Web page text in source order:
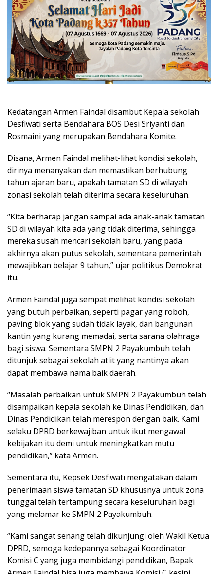
Kedatangan Armen Faindal disambut Kepala sekolah
Desfiwati serta Bendahara BOS Desi Sriyanti dan
Rosmaini yang merupakan Bendahara Komite.
Disana, Armen Faindal melihat-lihat kondisi sekolah,
dirinya menanyakan dan memastikan berhubung
tahun ajaran baru, apakah tamatan SD di wilayah
zonasi sekolah telah diterima secara keseluruhan.
“Kita berharap jangan sampai ada anak-anak tamatan
SD di wilayah kita ada yang tidak diterima, sehingga
mereka susah mencari sekolah baru, yang pada
akhirnya akan putus sekolah, sementara pemerintah
mewajibkan belajar 9 tahun,” ujar politikus Demokrat
itu.
Armen Faindal juga sempat melihat kondisi sekolah
yang butuh perbaikan, seperti pagar yang roboh,
paving blok yang sudah tidak layak, dan bangunan
kantin yang kurang memadai, serta sarana olahraga
bagi siswa. Sementara SMPN 2 Payakumbuh telah
ditunjuk sebagai sekolah atlit yang nantinya akan
dapat membawa nama baik daerah.
“Masalah perbaikan untuk SMPN 2 Payakumbuh telah
disampaikan kepala sekolah ke Dinas Pendidikan, dan
Dinas Pendidikan telah merespon dengan baik. Kami
selaku DPRD berkewajiban untuk ikut mengawal
kebijakan itu demi untuk meningkatkan mutu
pendidikan,” kata Armen.
Sementara itu, Kepsek Desfiwati mengatakan dalam
penerimaan siswa tamatan SD khususnya untuk zona
tunggal telah tertampung secara keseluruhan bagi
yang melamar ke SMPN 2 Payakumbuh.
“Kami sangat senang telah dikunjungi oleh Wakil Ketua
DPRD, semoga kedepannya sebagai Koordinator
Komisi C yang juga membidangi pendidikan, Bapak